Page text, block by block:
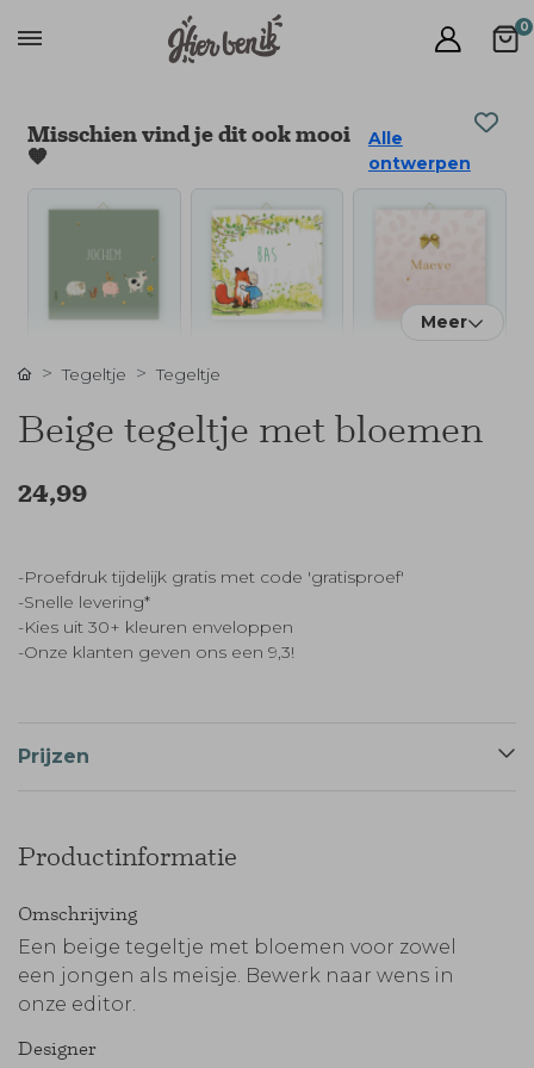
0
Misschien vind je dit ook mooi
🧡
Alle
ontwerpen
Meer
Tegeltje Tegeltje
Beige tegeltje met bloemen
24,99
-Proefdruk tijdelijk gratis met code 'gratisproef'
-Snelle levering*
-Kies uit 30+ kleuren enveloppen
-Onze klanten geven ons een 9,3!
Prijzen
Productinformatie
Omschrijving
Een beige tegeltje met bloemen voor zowel
een jongen als meisje. Bewerk naar wens in
onze editor.
Designer